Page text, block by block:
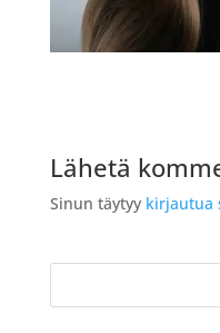
Lähetä
Sinun täytyy kirjautua